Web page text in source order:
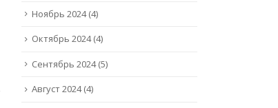
Ноябрь 2024(4)
Октябрь 2024(4)
Сентябрь 2024(5)
Август 2024(4)